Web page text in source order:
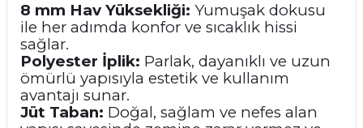
8 mm Hav Yüksekliği: Yumuşak dokusu
ile her adımda konfor ve sıcaklık hissi
sağlar.
Polyester İplik: Parlak, dayanıklı ve uzun
ömürlü yapısıyla estetik ve kullanım
avantajı sunar.
Jüt Taban: Doğal, sağlam ve nefes alan